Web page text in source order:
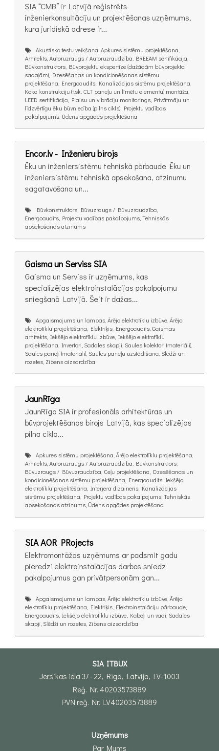
SIA “CMB” ir Latvijā reģistrēts
inženierkonsultāciju un projektēšanas uzņēmums,
kura juridiskā adrese ir...
Akustisko testu veikšana, Apkures sistēmu projektēšana,
Arhitekts, Autoruzraugs / Autoruzraudzība, BREEAM sertifikācija,
Būvkonstruktors, Būvprojektu ekspertīze (dažādām būvprojekta
sadaļām), Dzesēšanas un kondicionēšanas sistēmu
projektēšana, Energoaudits, Kanalizācijas sistēmu projektēšana,
Koka konstrukciju (t.sk. CLT paneļu un līmētu elementu) montāža,
LEED sertifikācija, Plaisu un vibrāciju monitorings, Privātmāju un
līdzvērtīgu ēku būvniecība (pilns cikls), Projektu vadības
pakalpojums, Ūdens apgādes projektēšana
Encor.lv - Inženieru birojs
Ēku un inženiersistēmu tehniskā pārbaude Ēku un
inženiersistēmu tehniskā apsekošana, atzinumu
sagatavošana un...
Būvkonstruktors, Būvuzraugs / Būvuzraudzība,
Energoaudits, Projektu vadības pakalpojums, Tehniskās
apsekošanas atzinums
Gaisma un Serviss SIA
Gaisma un Serviss ir uzņēmums, kas
specializējas elektroinstalācijas pakalpojumu
sniegšanā Latvijā. Šeit ir dažas...
Apgaismojums un lampas, Ārējo elektrotīklu izbūve, Ārējo
elektrotīklu projektēšana, Elektriķis, Energoaudits, Gaismas
arhitekts, Iekšējo elektrotīklu izbūve, Iekšējo elektrotīklu
projektēšana, Invertori, Sadales skapji, Saules kolektori (materiāli),
Saules paneļi (materiāli), Saules paneļu uzstādīšana, Slēdži un
rozetes, Zibens aizsardzība
JaunRīga
JaunRīga SIA ir profesionāls arhitektūras un
būvprojektēšanas birojs Latvijā, kas specializējas
pilna cikla...
Apkures sistēmu projektēšana, Ārējo elektrotīklu projektēšana,
Arhitekts, Autoruzraugs / Autoruzraudzība, Būvkonstruktors,
Būvuzraugs / Būvuzraudzība, Ceļu projektēšana, Dzesēšanas un
kondicionēšanas sistēmu projektēšana, Energoaudits, Iekšējo
elektrotīklu projektēšana, Interjera dizaineris, Kanalizācijas
sistēmu projektēšana, Projektu vadības pakalpojums, Tehniskās
apsekošanas atzinums, Ūdens apgādes projektēšana
SIA AOR PRojects
Elektromontāžas uzņēmums ar padsmit gadu
pieredzi elektroinstalācijas darbos sniedz
pakalpojumus gan privātpersonām gan...
Apgaismojums un lampas, Ārējo elektrotīklu izbūve, Ārējo
elektrotīklu projektēšana, Elektriķis, Elektroinstalāciju pārbaude,
Energoaudits, Iekšējo elektrotīklu izbūve, Kabeļi un vadi, Sadales
skapji, Slēdži un rozetes, Zibens aizsardzība
SIA ITBUX
Jersikas iela 37 - 22, Rīga, Latvija, LV-1003
Reģ. Nr. 40203573889
PVN reģ. Nr. LV40203573889
Uzņēmums
Par Mums